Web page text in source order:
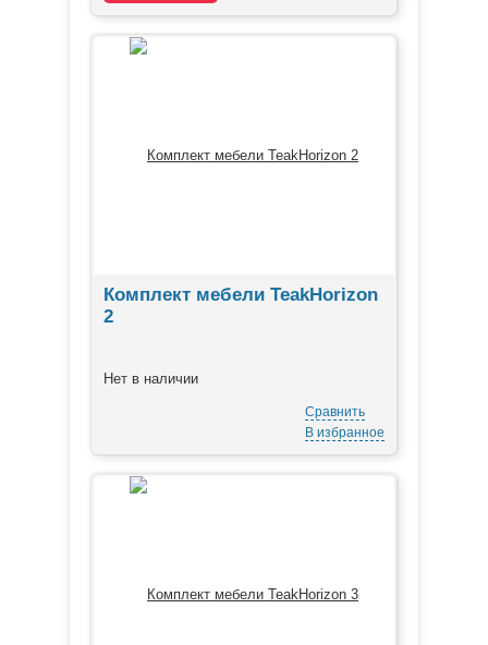
Комплект мебели TeakHorizon
2
Нет в наличии
Сравнить
В избранное